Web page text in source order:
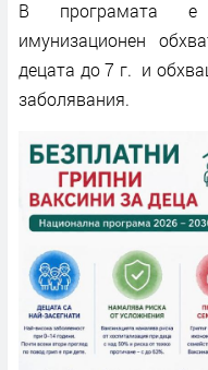
В програмата е
имунизационен
децата до 7 г. и
заболявания.